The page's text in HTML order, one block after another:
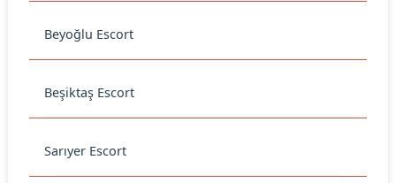
Beyoğlu Escort
Beşiktaş Escort
Sarıyer Escort